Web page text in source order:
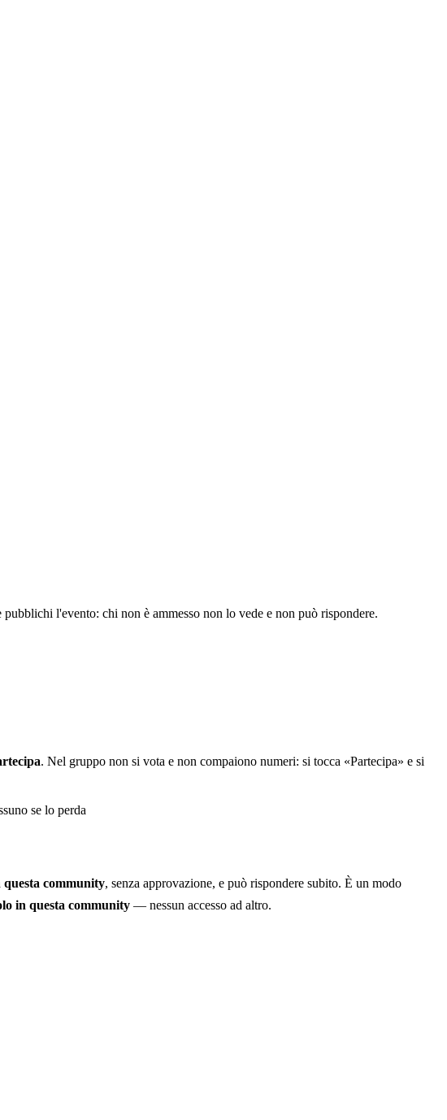
l'evento: chi non è ammesso non lo vede e non può rispondere.
. Nel gruppo non si vota e non compaiono numeri: si tocca «Partecipa» e si
se lo perda
community, senza approvazione, e può rispondere subito. È un modo
in questa community — nessun accesso ad altro.